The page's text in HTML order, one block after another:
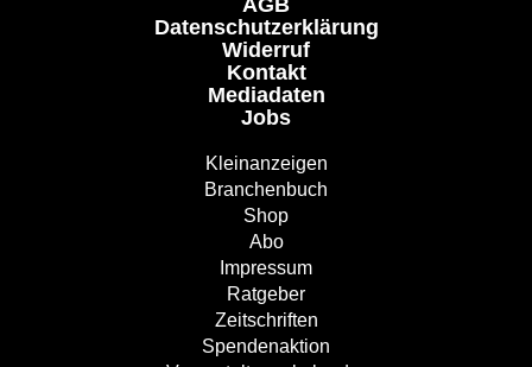
AGB
Datenschutzerklärung
Widerruf
Kontakt
Mediadaten
Jobs
Kleinanzeigen
Branchenbuch
Shop
Abo
Impressum
Ratgeber
Zeitschriften
Spendenaktion